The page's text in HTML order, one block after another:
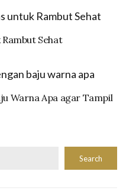
Sehat
Warna Apa agar Tampil
Search